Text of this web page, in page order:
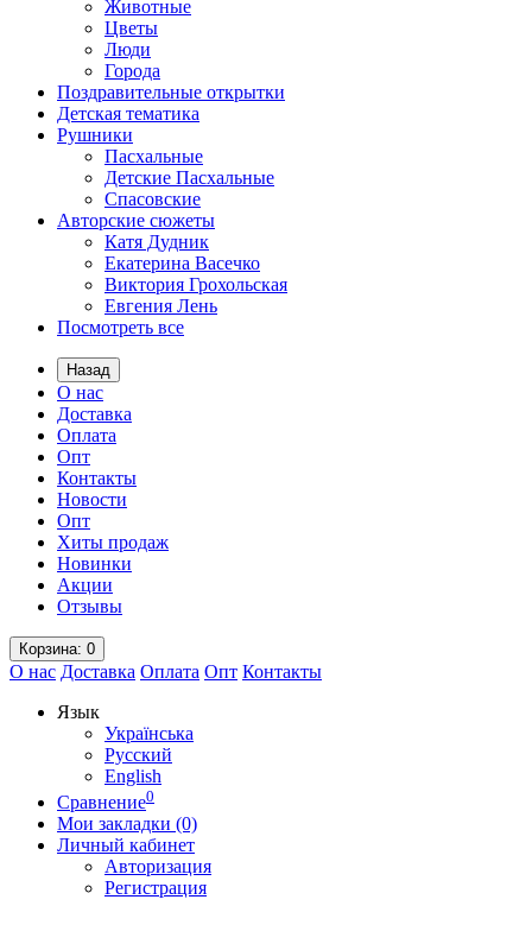
Животные
Цветы
Люди
Города
Поздравительные открытки
Детская тематика
Рушники
Пасхальные
Детские Пасхальные
Спасовские
Авторские сюжеты
Катя Дудник
Екатерина Васечко
Виктория Грохольская
Евгения Лень
Посмотреть все
Назад
О нас
Доставка
Оплата
Опт
Контакты
Новости
Опт
Хиты продаж
Новинки
Акции
Отзывы
Корзина: 0
О нас Доставка Оплата Опт Контакты
Язык
Українська
Русский
English
Сравнение0
Мои закладки (0)
Личный кабинет
Авторизация
Регистрация